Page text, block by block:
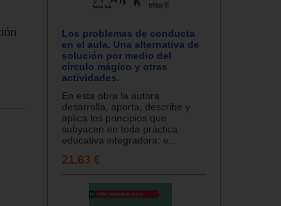
Los problemas de conducta
en el aula. Una alternativa de
solución por medio del
círculo mágico y otras
actividades.
En esta obra la autora
desarrolla, aporta, describe y
aplica los principios que
subyacen en toda práctica
educativa integradora: e...
21.63 €